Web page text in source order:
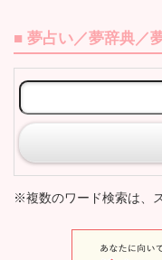
■ 夢占い／夢辞典／
※複数のワード検索は、